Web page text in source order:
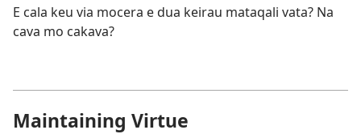
E cala keu via mocera e dua keirau mataqali vata? Na
cava mo cakava?
Maintaining Virtue